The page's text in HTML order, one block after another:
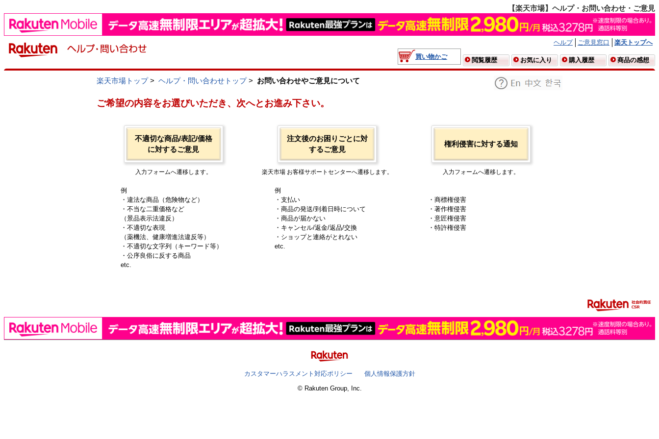
【楽天市場】ヘルプ・お問い合わせ・ご意見
ヘルプ ご意見窓口
楽天トップへ
買い物かご
閲覧履歴 お気に入り 購入履歴 商品の感想
楽天市場トップ> ヘルプ・問い合わせトップ> お問い合わせやご意見について
ご希望の内容をお選びいただき、次へとお進み下さい。
不適切な商品/表記/価格
に対するご意見
入力フォームへ遷移します。
例
・違法な商品（危険物など）
・不当な二重価格など
（景品表示法違反）
・不適切な表現
（薬機法、健康増進法違反等）
・不適切な文字列（キーワード等）
・公序良俗に反する商品
etc.
注文後のお困りごとに対
するご意見
楽天市場 お客様サポートセンターへ遷移します。
例
・支払い
・商品の発送/到着日時について
・商品が届かない
・キャンセル/返金/返品/交換
・ショップと連絡がとれない
etc.
権利侵害に対する通知
入力フォームへ遷移します。
・商標権侵害
・著作権侵害
・意匠権侵害
・特許権侵害
カスタマーハラスメント対応ポリシー
個人情報保護方針
© Rakuten Group, Inc.